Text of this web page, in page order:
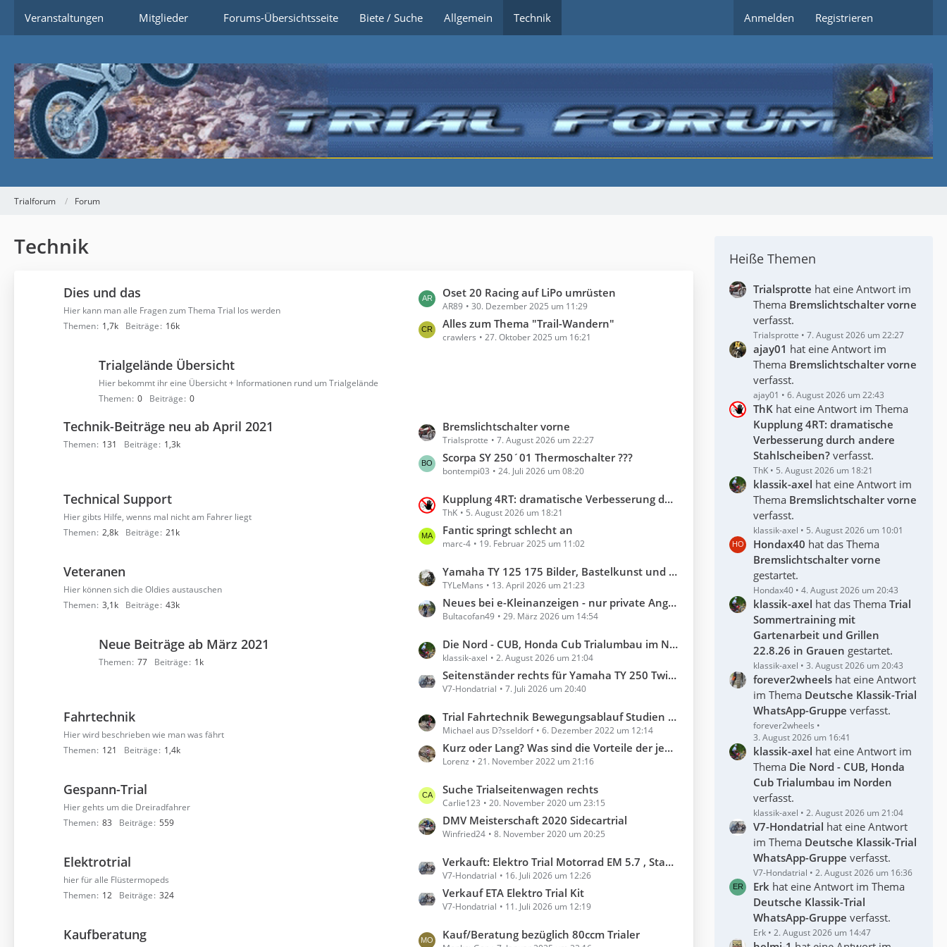
Veranstaltungen Mitglieder Forums-Übersichtsseite Biete / Suche Allgemein Technik Anmelden Registrieren
Trialforum Forum
Technik
Dies und das
Hier kann man alle Fragen zum Thema Trial los werden
Themen 1,7k Beiträge 16k
L
e
t
z
t
ä
e
Oset 20 Racing auf LiPo umrüsten
AR89 30. Dezember 2025 um 11:29
Alles zum Thema "Trail-Wandern"
crawlers 27. Oktober 2025 um 16:21
Trialgelände Übersicht
Hier bekommt ihr eine Übersicht + Informationen rund um Trialgelände
Themen 0 Beiträge 0
Technik-Beiträge neu ab April 2021
Themen 131 Beiträge 1,3k
L
e
t
z
e
e
r
ä
g
Bremslichtschalter vorne
Trialsprotte 7. August 2026 um 22:27
Scorpa SY 250´01 Thermoschalter ???
bontempi03 24. Juli 2026 um 08:20
Technical Support
Hier gibts Hilfe, wenns mal nicht am Fahrer liegt
Themen 2,8k Beiträge 21k
L
e
t
z
e
e
r
g
Kupplung 4RT: dramatische Verbesserung durch andere Stahlscheiben?
ThK 5. August 2026 um 18:21
Fantic springt schlecht an
marc-4 19. Februar 2025 um 11:02
Veteranen
Hier können sich die Oldies austauschen
Themen 3,1k Beiträge 43k
L
e
t
z
e
e
r
ä
g
Yamaha TY 125 175 Bilder, Bastelkunst und Lobhudeleien
TYLeMans 13. April 2026 um 21:23
Neues bei e-Kleinanzeigen - nur private Angebote !
Bultacofan49 29. März 2026 um 14:54
Neue Beiträge ab März 2021
Themen 77 Beiträge 1k
L
e
t
z
e
e
r
ä
g
Die Nord - CUB, Honda Cub Trialumbau im Norden
klassik-axel 2. August 2026 um 21:04
Seitenständer rechts für Yamaha TY 250 Twinshock
V7-Hondatrial 7. Juli 2026 um 20:40
Fahrtechnik
Hier wird beschrieben wie man was fährt
Themen 121 Beiträge 1,4k
L
e
t
z
e
e
r
g
Trial Fahrtechnik Bewegungsablauf Studien (Zeitlupen Videos)
Michael aus D?sseldorf 6. Dezember 2022 um 12:14
Kurz oder Lang? Was sind die Vorteile der jeweiligen Gasgriffe.........
Lorenz 21. November 2022 um 21:16
Gespann-Trial
Hier gehts um die Dreiradfahrer
Themen 83 Beiträge 559
L
e
t
z
e
e
Suche Trialseitenwagen rechts
Carlie123 20. November 2020 um 23:15
DMV Meisterschaft 2020 Sidecartrial
Winfried24 8. November 2020 um 20:25
Elektrotrial
hier für alle Flüstermopeds
Themen 12 Beiträge 324
L
e
t
z
e
Verkauft: Elektro Trial Motorrad EM 5.7 , Standort S.-H.
V7-Hondatrial 16. Juli 2026 um 12:26
Verkauf ETA Elektro Trial Kit
V7-Hondatrial 11. Juli 2026 um 12:19
Kaufberatung
L
Kauf/Beratung bezüglich 80ccm Trialer
Heiße Themen
Trialsprotte hat eine Antwort im
Thema Bremslichtschalter vorne
verfasst.
Trialsprotte 7. August 2026 um 22:27
ajay01 hat eine Antwort im
Thema Bremslichtschalter vorne
verfasst.
ajay01 6. August 2026 um 22:43
ThK hat eine Antwort im Thema
Kupplung 4RT: dramatische
Verbesserung durch andere
Stahlscheiben? verfasst.
ThK 5. August 2026 um 18:21
klassik-axel hat eine Antwort im
Thema Bremslichtschalter vorne
verfasst.
klassik-axel 5. August 2026 um 10:01
Hondax40 hat das Thema
Bremslichtschalter vorne
gestartet.
Hondax40 4. August 2026 um 20:43
klassik-axel hat das Thema Trial
Sommertraining mit
Gartenarbeit und Grillen
22.8.26 in Grauen gestartet.
klassik-axel 3. August 2026 um 20:43
forever2wheels hat eine Antwort
im Thema Deutsche Klassik-Trial
WhatsApp-Gruppe verfasst.
forever2wheels
3. August 2026 um 16:41
klassik-axel hat eine Antwort im
Thema Die Nord - CUB, Honda
Cub Trialumbau im Norden
verfasst.
klassik-axel 2. August 2026 um 21:04
V7-Hondatrial hat eine Antwort
im Thema Deutsche Klassik-Trial
WhatsApp-Gruppe verfasst.
V7-Hondatrial 2. August 2026 um 16:36
Erk hat eine Antwort im Thema
Deutsche Klassik-Trial
WhatsApp-Gruppe verfasst.
Erk 2. August 2026 um 14:47